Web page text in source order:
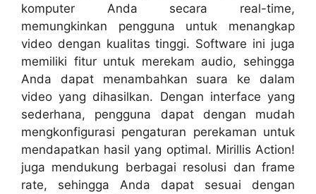
komputer Anda secara real-time,
memungkinkan pengguna untuk menangkap
video dengan kualitas tinggi. Software ini juga
memiliki fitur untuk merekam audio, sehingga
Anda dapat menambahkan suara ke dalam
video yang dihasilkan. Dengan interface yang
sederhana, pengguna dapat dengan mudah
mengkonfigurasi pengaturan perekaman untuk
mendapatkan hasil yang optimal. Mirillis Action!
juga mendukung berbagai resolusi dan frame
rate, sehingga Anda dapat sesuai dengan